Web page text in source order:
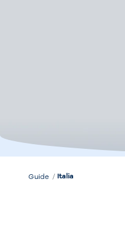
Guide Italia